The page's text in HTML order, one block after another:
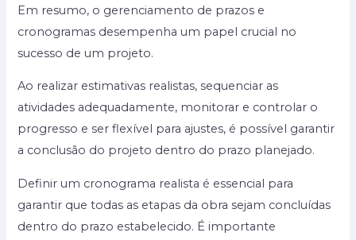
Em resumo, o gerenciamento de prazos e
cronogramas desempenha um papel crucial no
sucesso de um projeto.
Ao realizar estimativas realistas, sequenciar as
atividades adequadamente, monitorar e controlar o
progresso e ser flexível para ajustes, é possível garantir
a conclusão do projeto dentro do prazo planejado.
Definir um cronograma realista é essencial para
garantir que todas as etapas da obra sejam concluídas
dentro do prazo estabelecido. É importante